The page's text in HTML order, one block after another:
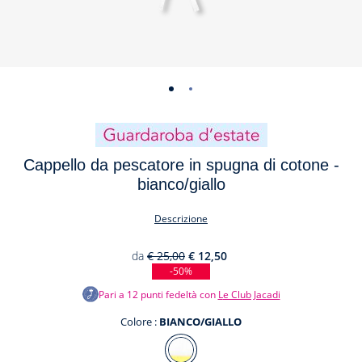
-
01 02
Cappello da pescatore in spugna di cotone -
bianco/giallo
Descrizione
da € 25,00 € 12,50
-50%
Pari a 12punti fedeltà con Le Club Jacadi
Colore : BIANCO/GIALLO
Colore